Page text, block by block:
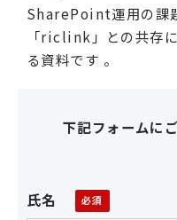
SharePoint運用の課
「riclink」との共存
る資料です 。
下記フォームに
氏名